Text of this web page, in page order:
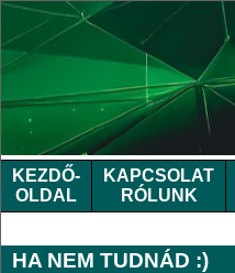
KEZDŐ-
OLDAL
KAPCSOLAT
RÓLUNK
HA NEM TUDNÁD :)